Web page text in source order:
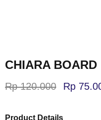
CHIARA BOARD
Rp120.000 Rp
Product Details